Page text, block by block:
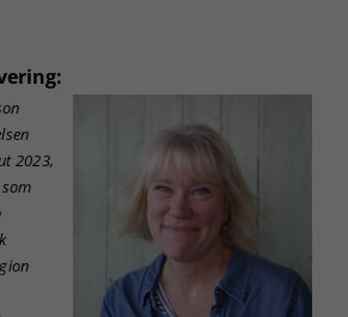
2023,
att försvinna
hemsidan.
Marknadsföring
Genom att dela
med dig av dina